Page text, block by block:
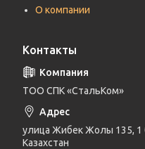
О компании
Контакты
ТОО СПК «СтальКом»
улица Жибек Жолы 135,
Казахстан